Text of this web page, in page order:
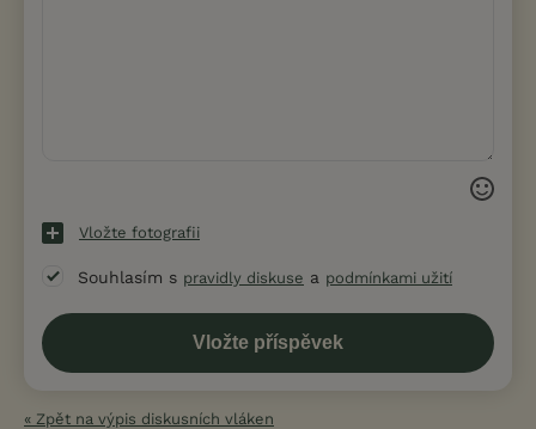
Vložte fotografii
Souhlasím s pravidly diskuse a podmínkami užití
« Zpět na výpis diskusních vláken